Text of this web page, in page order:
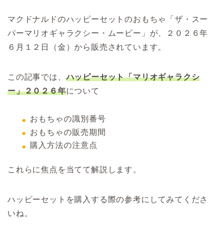
マクドナルドのハッピーセットのおもちゃ「ザ・スー
パーマリオギャラクシー・ムービー」が、２０２６年
６月１２日（金）から販売されています。
この記事では、ハッピーセット「マリオギャラクシ
ー」２０２６年について
おもちゃの識別番号
おもちゃの販売期間
購入方法の注意点
これらに焦点を当てて解説します。
ハッピーセットを購入する際の参考にしてみてくださ
いね。